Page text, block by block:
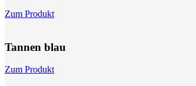
Zum Produkt
Tannen blau
Zum Produkt